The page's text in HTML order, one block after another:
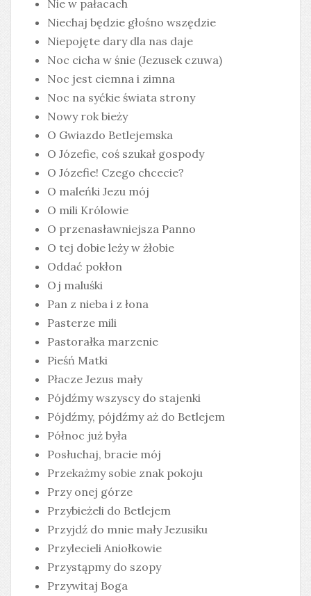
Nie w pałacach
Niechaj będzie głośno wszędzie
Niepojęte dary dla nas daje
Noc cicha w śnie (Jezusek czuwa)
Noc jest ciemna i zimna
Noc na syćkie świata strony
Nowy rok bieży
O Gwiazdo Betlejemska
O Józefie, coś szukał gospody
O Józefie! Czego chcecie?
O maleńki Jezu mój
O mili Królowie
O przenasławniejsza Panno
O tej dobie leży w żłobie
Oddać pokłon
Oj maluśki
Pan z nieba i z łona
Pasterze mili
Pastorałka marzenie
Pieśń Matki
Płacze Jezus mały
Pójdźmy wszyscy do stajenki
Pójdźmy, pójdźmy aż do Betlejem
Północ już była
Posłuchaj, bracie mój
Przekażmy sobie znak pokoju
Przy onej górze
Przybieżeli do Betlejem
Przyjdź do mnie mały Jezusiku
Przylecieli Aniołkowie
Przystąpmy do szopy
Przywitaj Boga